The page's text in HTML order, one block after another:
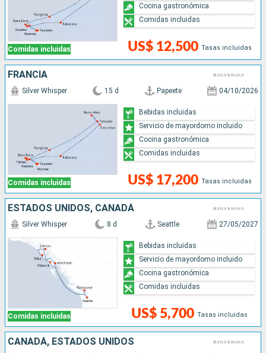
Comidas incluidas US$ 12,500 Tasas incluidas
Cocina gastronómica
Comidas incluidas
FRANCIA
Comidas incluidas
Silver Whisper 15 d Papeete 04/10/2026
US$ 17,200 Tasas incluidas
Bebidas incluidas
Servicio de mayordomo incluido
Cocina gastronómica
Comidas incluidas
ESTADOS UNIDOS, CANADÁ
Comidas incluidas
Silver Whisper 8 d Seattle 27/05/2027
US$ 5,700 Tasas incluidas
Bebidas incluidas
Servicio de mayordomo incluido
Cocina gastronómica
Comidas incluidas
CANADÁ, ESTADOS UNIDOS